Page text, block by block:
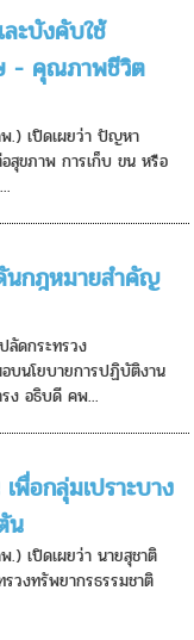
ะบังคับใช้
- คุณภาพชีวิต
.) เปิดเผยว่า ปัญหา
สุขภาพ การเก็บ ขน หรือ
นกฎหมายสำคัญ
ดกระทรวง
อบนโยบายการปฏิบัติงาน
ง อธิบดี คพ...
พื่อกลุ่มเปราะบาง
น
เปิดเผยว่า นายสุชาติ
วงทรัพยากรธรรมชาติ